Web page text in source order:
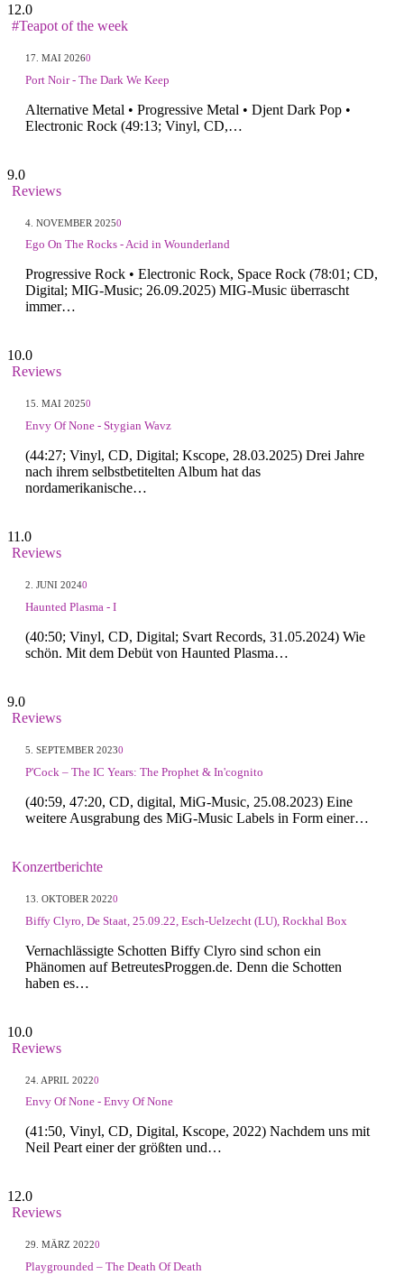
12.0
#Teapot of the week
17. MAI 20260
Port Noir - The Dark We Keep
Alternative Metal • Progressive Metal • Djent Dark Pop •
Electronic Rock (49:13; Vinyl, CD,…
9.0
Reviews
4. NOVEMBER 20250
Ego On The Rocks - Acid in Wounderland
Progressive Rock • Electronic Rock, Space Rock (78:01; CD,
Digital; MIG-Music; 26.09.2025) MIG-Music überrascht
immer…
10.0
Reviews
15. MAI 20250
Envy Of None - Stygian Wavz
(44:27; Vinyl, CD, Digital; Kscope, 28.03.2025) Drei Jahre
nach ihrem selbstbetitelten Album hat das
nordamerikanische…
11.0
Reviews
2. JUNI 20240
Haunted Plasma - I
(40:50; Vinyl, CD, Digital; Svart Records, 31.05.2024) Wie
schön. Mit dem Debüt von Haunted Plasma…
9.0
Reviews
5. SEPTEMBER 20230
P'Cock – The IC Years: The Prophet & In'cognito
(40:59, 47:20, CD, digital, MiG-Music, 25.08.2023) Eine
weitere Ausgrabung des MiG-Music Labels in Form einer…
Konzertberichte
13. OKTOBER 20220
Biffy Clyro, De Staat, 25.09.22, Esch-Uelzecht (LU), Rockhal Box
Vernachlässigte Schotten Biffy Clyro sind schon ein
Phänomen auf BetreutesProggen.de. Denn die Schotten
haben es…
10.0
Reviews
24. APRIL 20220
Envy Of None - Envy Of None
(41:50, Vinyl, CD, Digital, Kscope, 2022) Nachdem uns mit
Neil Peart einer der größten und…
12.0
Reviews
29. MÄRZ 20220
Playgrounded – The Death Of Death